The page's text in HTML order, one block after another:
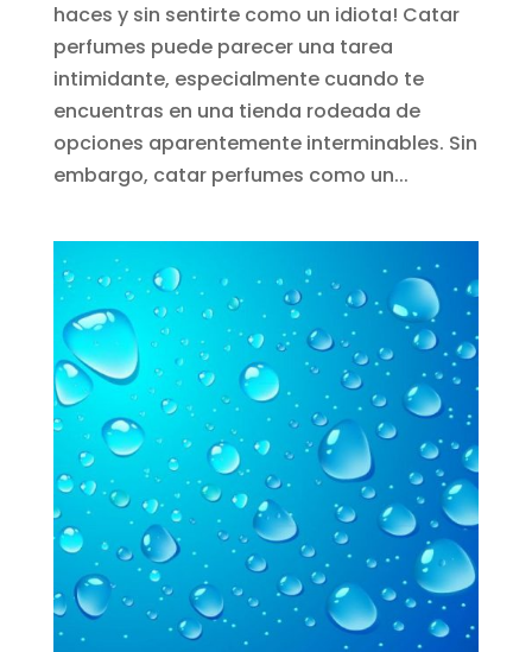
haces y sin sentirte como un idiota! Catar
perfumes puede parecer una tarea
intimidante, especialmente cuando te
encuentras en una tienda rodeada de
opciones aparentemente interminables. Sin
embargo, catar perfumes como un...